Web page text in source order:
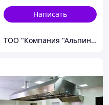
Написать
ТОО "Компания "Альпинист-Пром"